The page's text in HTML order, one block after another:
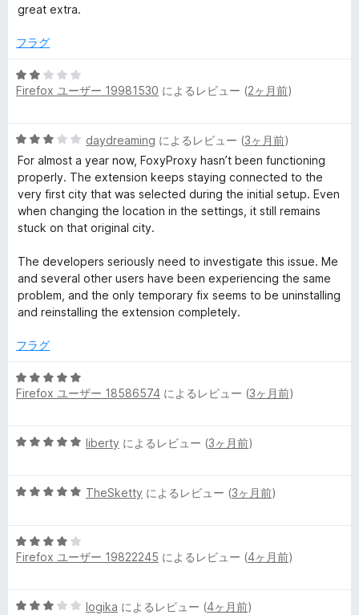
評
中
の
価
great extra.
フラグ
5
段
2
の
評
価
Firefox ユーザー 19981530 によるレビュー (2ヶ月前)
5
段
階
中
3
の
価
daydreaming によるレビュー (3ヶ月前)
For almost a year now, FoxyProxy hasn’t been functioning
properly. The extension keeps staying connected to the
very first city that was selected during the initial setup. Even
when changing the location in the settings, it still remains
stuck on that original city.
The developers seriously need to investigate this issue. Me
and several other users have been experiencing the same
problem, and the only temporary fix seems to be uninstalling
and reinstalling the extension completely.
フラグ
5
段
5
価
Firefox ユーザー 18586574 によるレビュー (3ヶ月前)
5
中
評
価
liberty によるレビュー (3ヶ月前)
5
中
5
価
TheSketty によるレビュー (3ヶ月前)
5
段
4
Firefox ユーザー 19822245 によるレビュー (4ヶ月前)
5 logika によるレビュー (4ヶ月前)